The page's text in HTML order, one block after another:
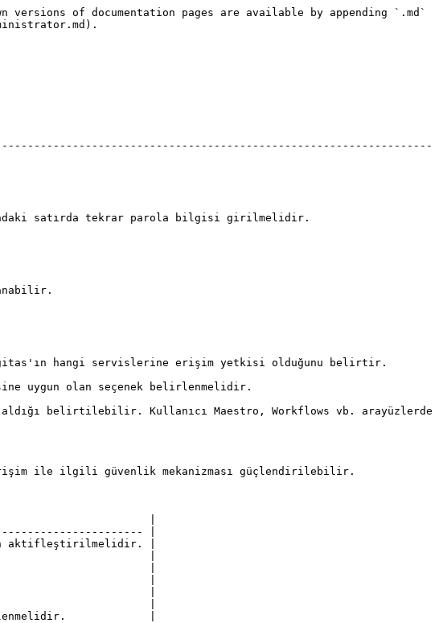
of documentation pages are available by appending `.md`
satırda tekrar parola bilgisi girilmelidir.
hangi servislerine erişim yetkisi olduğunu belirtir.
uygun olan seçenek belirlenmelidir.
aldığı belirtilebilir. Kullanıcı Maestro, Workflows vb. arayüzlerde
ile ilgili güvenlik mekanizması güçlendirilebilir.
|
|
aktifleştirilmelidir. |
|
|
|
|
|
|